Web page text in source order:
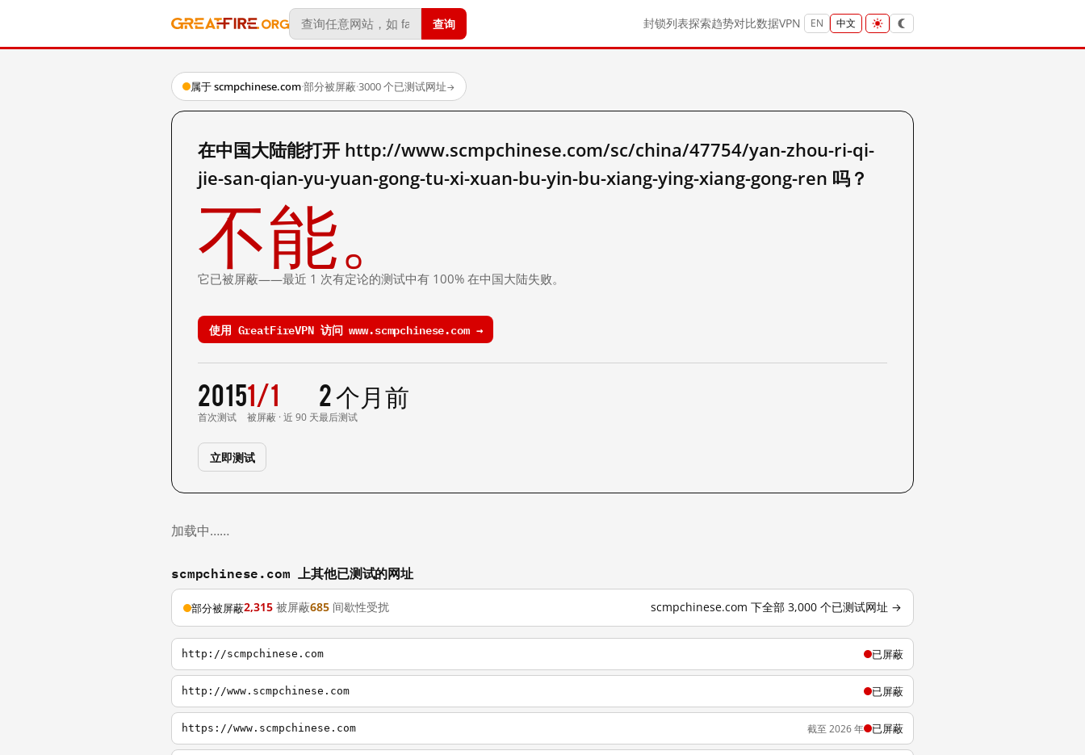
查询 封锁列表探索趋势对比数据VPN EN 中文
属于 scmpchinese.com·部分被屏蔽·3000 个已测试网址→
在中国大陆能打开 http://www.scmpchinese.com/sc/china/47754/yan-zhou-ri-qi-
jie-san-qian-yu-yuan-gong-tu-xi-xuan-bu-yin-bu-xiang-ying-xiang-gong-ren 吗？
不能。
它已被屏蔽——最近 1 次有定论的测试中有 100% 在中国大陆失败。
使用 GreatFireVPN 访问 www.scmpchinese.com →
2015
首次测试
1/1
被屏蔽 · 近 90 天
2 个月前
最后测试
立即测试
加载中……
scmpchinese.com 上其他已测试的网址
部分被屏蔽2,315 被屏蔽685 间歇性受扰 scmpchinese.com 下全部 3,000 个已测试网址 →
http://scmpchinese.com 已屏蔽
http://www.scmpchinese.com 已屏蔽
https://www.scmpchinese.com 截至 2026 年 已屏蔽